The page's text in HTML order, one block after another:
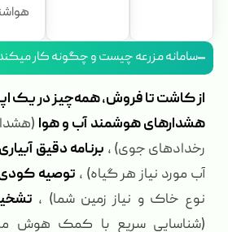
سامانه مزرعه چیست و چگونه کار
از کاشت تا فروش، همه‌چیز در یک
هشدارهای هوشمند آب و هوا
رخدادهای جوی) ، برنامه دقیق آبیاری
آب مورد نیاز هر گیاه) ، توصیه
نوع خاک و نیاز زمین شما) ،
(شناسایی سریع با کمک هوش